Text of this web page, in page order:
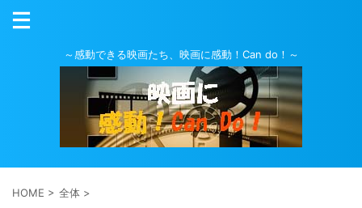
～感動できる映画たち、映画に感動！Can do！～
HOME > 全体 >